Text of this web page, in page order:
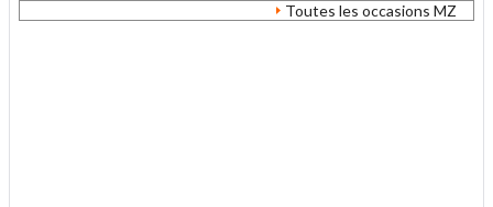
Toutes les occasions MZ